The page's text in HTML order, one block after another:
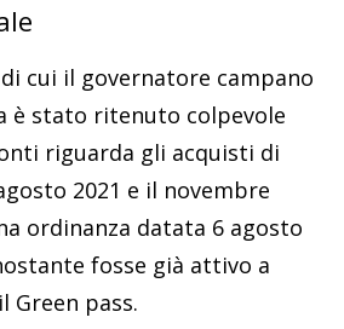
cui il governatore campano
è stato ritenuto colpevole
riguarda gli acquisti di
2021 e il novembre
ordinanza datata 6 agosto
fosse già attivo a
Green pass.